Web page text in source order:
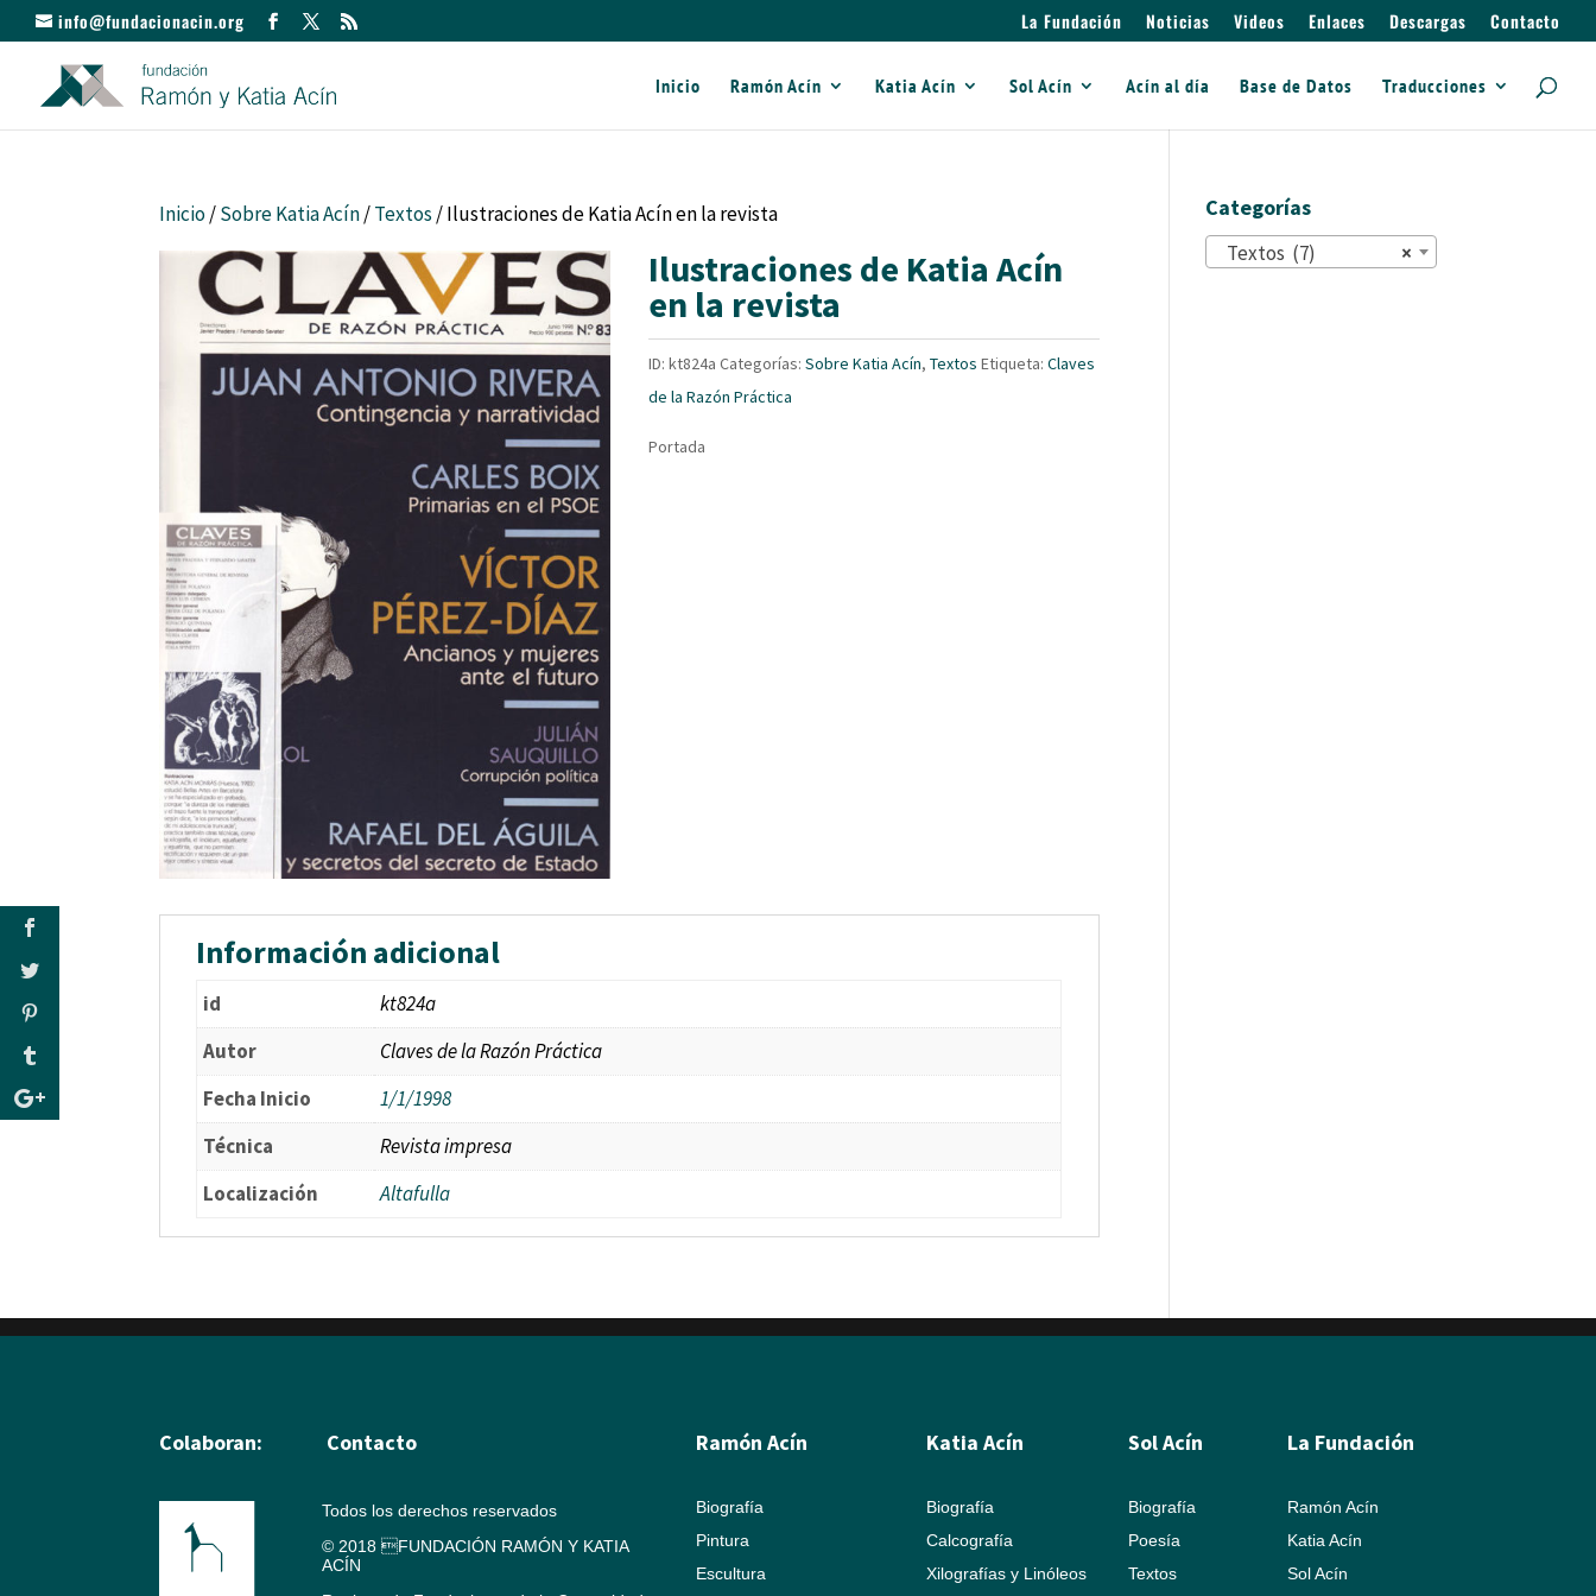
info@fundacionacin.org La Fundación Noticias Videos Enlaces Descargas Contacto
Inicio Ramón Acín Katia Acín Sol Acín Acín al día Base de Datos Traducciones
Inicio/Sobre Katia Acín/Textos / Ilustraciones de Katia Acín en la revista
Ilustraciones de Katia Acín
en la revista
ID:kt824a Categorías:Sobre Katia Acín,Textos Etiqueta:Claves
de la Razón Práctica
Portada
Información adicional
id
kt824a
Autor
Claves de la Razón Práctica
Fecha Inicio
1/1/1998
Técnica
Revista impresa
Localización
Altafulla
Categorías
×
Textos (7)
Colaboran: Contacto
Todos los derechos reservados
© 2018 FUNDACIÓN RAMÓN Y KATIA
ACÍN
Ramón Acín
Biografía
Pintura
Escultura
Katia Acín
Biografía
Calcografía
Xilografías y Linóleos
Sol Acín
Biografía
Poesía
Textos
La Fundación
Ramón Acín
Katia Acín
Sol Acín